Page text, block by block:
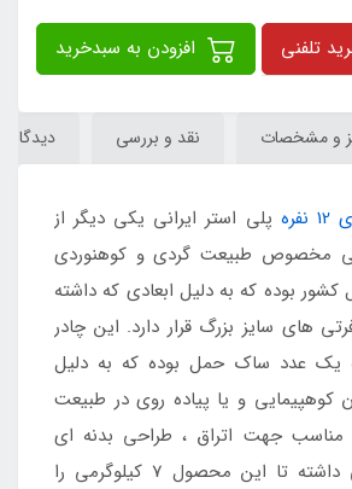
تلفنی
و مشخصات نقد و بررسی
پلی استر ایرانی یکی دیگر از
مخصوص طبیعت گردی و کوهنوردی
کشور بوده که به دلیل ابعادی که داشته
های سایز بزرگ قرار دارد. این چادر
یک عدد ساک حمل بوده که به دلیل
کوهپیمایی و یا پیاده روی در طبیعت
مناسب جهت اتراق ، طراحی بدنه ای
مشابه کوله پشتی داشته تا این محصول 7 کیلوگرمی را